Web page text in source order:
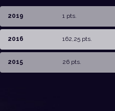
2019 1 pts.
2016 162,25 pts.
2015 26 pts.